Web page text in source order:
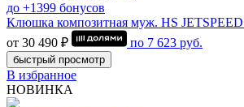
до +1399 бонусов
Клюшка композитная муж. HS
от 30 490 ₽
по 7 623 руб.
быстрый просмотр
В избранное
НОВИНКА